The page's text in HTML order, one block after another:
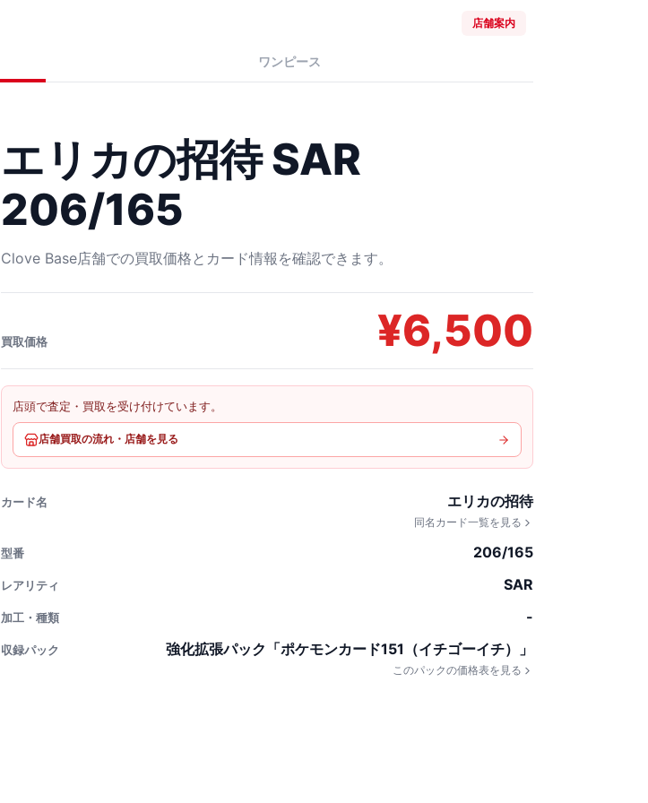
店舗案内
ワンピース
エリカの招待 SAR
206/165
Clove Base店舗での買取価格とカード情報を確認できます。
買取価格 ¥6,500
店頭で査定・買取を受け付けています。
店舗買取の流れ・店舗を見る
カード名 エリカの招待
同名カード一覧を見る
型番 206/165
レアリティ SAR
加工・種類 -
収録パック 強化拡張パック「ポケモンカード151（イチゴーイチ）」
このパックの価格表を見る